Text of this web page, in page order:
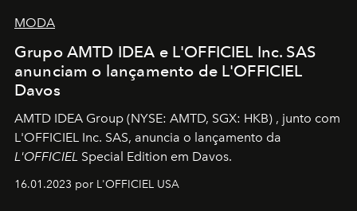
MODA
Grupo AMTD IDEA e L'OFFICIEL Inc. SAS
anunciam o lançamento de L'OFFICIEL
Davos
AMTD IDEA Group (NYSE: AMTD, SGX: HKB) , junto com
L'OFFICIEL Inc. SAS, anuncia o lançamento da
L'OFFICIEL Special Edition em Davos.
16.01.2023 por L'OFFICIEL USA